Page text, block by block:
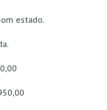
estado.